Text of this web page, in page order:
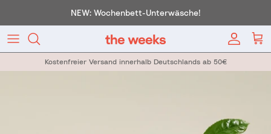
NEW: Wochenbett-Unterwäsche!
Konto
Kostenfreier Versand innerhalb Deutschlands ab 50€